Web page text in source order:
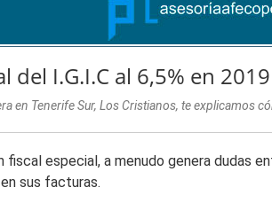
del I.G.I.C al 6,5% en
en Tenerife Sur, Los Cristianos, te explicamos
fiscal especial, a menudo genera dudas
sus facturas.